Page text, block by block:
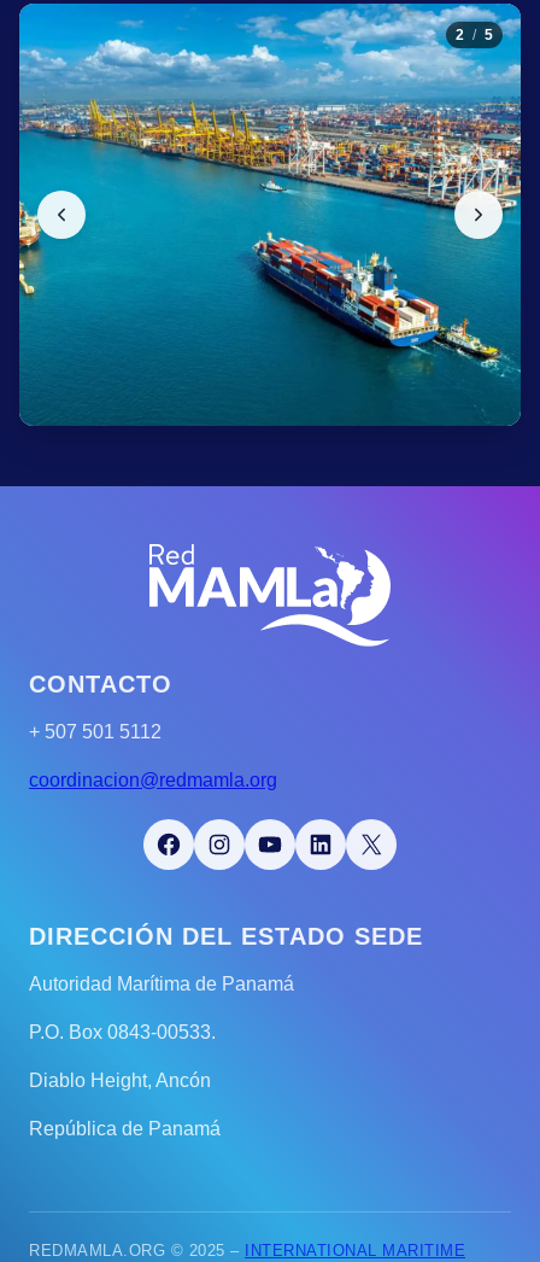
2 / 5
CONTACTO
+ 507 501 5112
coordinacion@redmamla.org
Facebook Instagram YouTube LinkedIn X
DIRECCIÓN DEL ESTADO SEDE
Autoridad Marítima de Panamá
P.O. Box 0843-00533.
Diablo Height, Ancón
República de Panamá
REDMAMLA.ORG © 2025 –
INTERNATIONAL MARITIME